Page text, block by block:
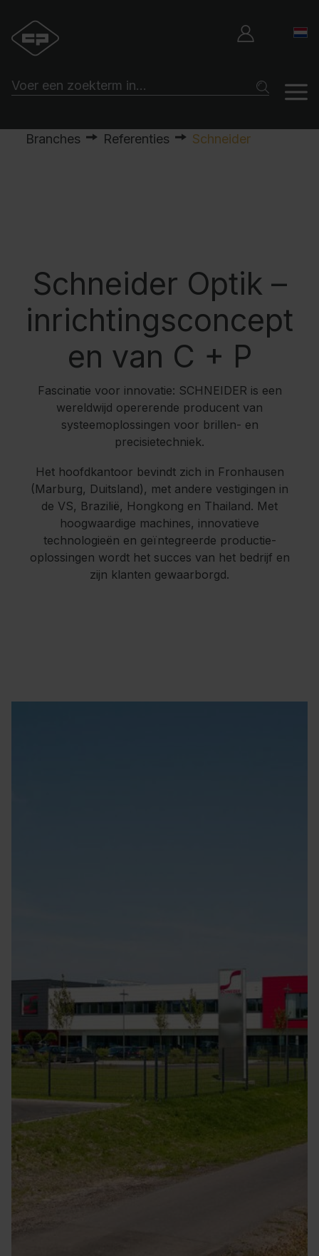
Branches Referenties Schneider
Schneider Optik –
inrichtingsconcept
en van C + P
Fascinatie voor innovatie: SCHNEIDER is een
wereldwijd opererende producent van
systeemoplossingen voor brillen- en
precisietechniek.
Het hoofdkantoor bevindt zich in Fronhausen
(Marburg, Duitsland), met andere vestigingen in
de VS, Brazilië, Hongkong en Thailand. Met
hoogwaardige machines, innovatieve
technologieën en geïntegreerde productie-
oplossingen wordt het succes van het bedrijf en
zijn klanten gewaarborgd.